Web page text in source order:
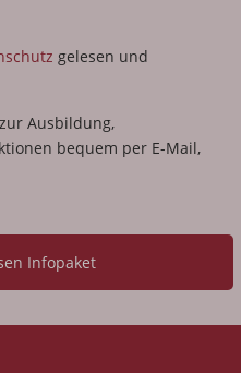
gelesen und
Ausbildung,
bequem per E-Mail,
Infopaket